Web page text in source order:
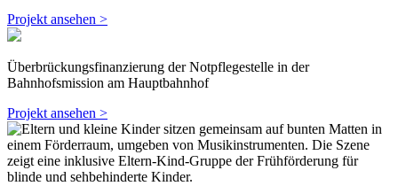
Projekt ansehen >
Überbrückungsfinanzierung der Notpflegestelle in der
Bahnhofsmission am Hauptbahnhof
Projekt ansehen >